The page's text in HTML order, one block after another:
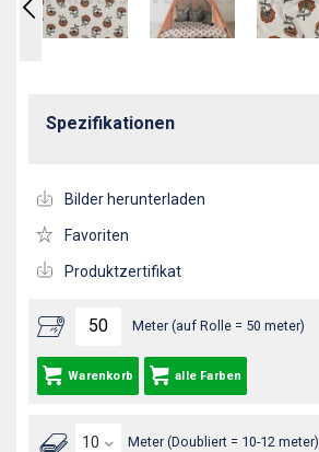
Meter (auf Rolle = 50 meter)
Warenkorb alle Farben
Meter (Doubliert = 10-12 meter)
Spezifikationen
Bilder herunterladen
Favoriten
Produktzertifikat